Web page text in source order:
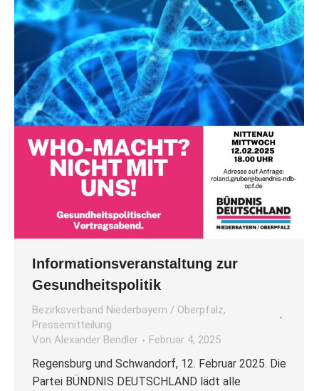
Informationsveranstaltung zur
Gesundheitspolitik
Bezirksverband Niederbayern / Oberpfalz,
Pressemitteilung
Von Alexander Bendler Februar 4, 2025
Regensburg und Schwandorf, 12. Februar 2025. Die
Partei BÜNDNIS DEUTSCHLAND lädt alle